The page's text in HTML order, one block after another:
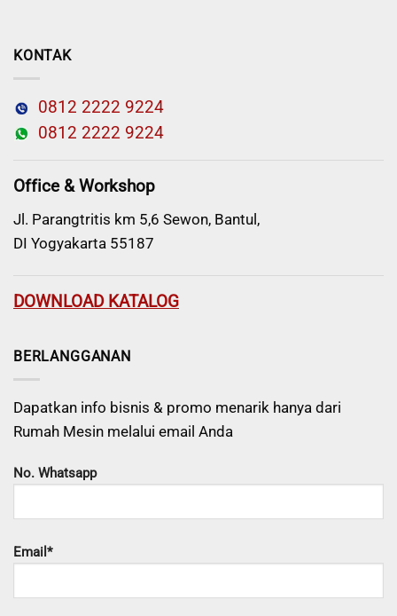
KONTAK
0812 2222 9224
0812 2222 9224
Office & Workshop
Jl. Parangtritis km 5,6 Sewon, Bantul,
DI Yogyakarta 55187
DOWNLOAD KATALOG
BERLANGGANAN
Dapatkan info bisnis & promo menarik hanya dari
Rumah Mesin melalui email Anda
No. Whatsapp
Email*